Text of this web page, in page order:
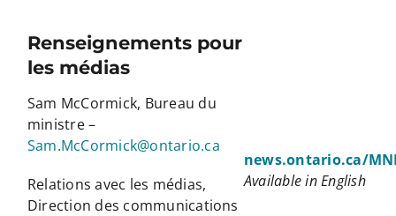
Renseignements pour
les médias
Sam McCormick, Bureau du
ministre –
Sam.McCormick@ontario.ca
Relations avec les médias,
Direction des communications
news.ontario.ca/
Available in English